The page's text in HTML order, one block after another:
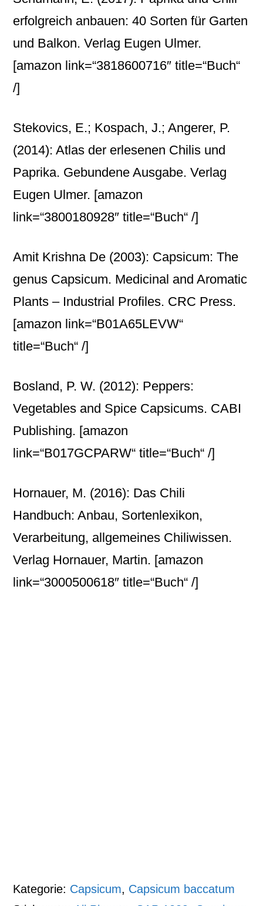
erfolgreich anbauen: 40 Sorten für Garten
und Balkon. Verlag Eugen Ulmer.
[amazon link=“3818600716″ title=“Buch“
/]
Stekovics, E.; Kospach, J.; Angerer, P.
(2014): Atlas der erlesenen Chilis und
Paprika. Gebundene Ausgabe. Verlag
Eugen Ulmer. [amazon
link=“3800180928″ title=“Buch“ /]
Amit Krishna De (2003): Capsicum: The
genus Capsicum. Medicinal and Aromatic
Plants – Industrial Profiles. CRC Press.
[amazon link=“B01A65LEVW“
title=“Buch“ /]
Bosland, P. W. (2012): Peppers:
Vegetables and Spice Capsicums. CABI
Publishing. [amazon
link=“B017GCPARW“ title=“Buch“ /]
Hornauer, M. (2016): Das Chili
Handbuch: Anbau, Sortenlexikon,
Verarbeitung, allgemeines Chiliwissen.
Verlag Hornauer, Martin. [amazon
link=“3000500618″ title=“Buch“ /]
Kategorie: Capsicum, Capsicum baccatum